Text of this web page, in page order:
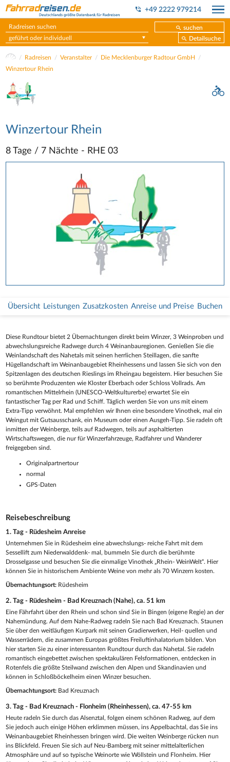
+49 2222 979214
suchen
geführt oder individuell
Detailsuche
Radreisen Veranstalter
Die Mecklenburger Radtour GmbH
Winzertour Rhein
Winzertour Rhein
8 Tage / 7 Nächte - RHE 03
Übersicht Leistungen Zusatzkosten Anreise und Preise Buchen
Diese Rundtour bietet 2 Übernachtungen direkt beim Winzer, 3 Weinproben und
abwechslungsreiche Radwege durch 4 Weinanbauregionen. Genießen Sie die
Weinlandschaft des Nahetals mit seinen herrlichen Steillagen, die sanfte
Hügellandschaft im Weinanbaugebiet Rheinhessens und lassen Sie sich von den
Spitzenlagen des deutschen Rieslings im Rheingau begeistern. Hier besuchen Sie
so berühmte Produzenten wie Kloster Eberbach oder Schloss Vollrads. Am
romantischen Mittelrhein (UNESCO-Weltkulturerbe) erwartet Sie ein
fantastischer Tag per Rad und Schiff. Täglich werden Sie von uns mit einem
Extra-Tipp verwöhnt. Mal empfehlen wir Ihnen eine besondere Vinothek, mal ein
Weingut mit Gutsausschank, ein Museum oder einen Ausgeh-Tipp. Sie radeln oft
inmitten der Weinberge, teils auf Radwegen, teils auf asphaltierten
Wirtschaftswegen, die nur für Winzerfahrzeuge, Radfahrer und Wanderer
freigegeben sind.
Originalpartnertour
normal
GPS-Daten
Reisebeschreibung
1. Tag - Rüdesheim Anreise
Unternehmen Sie in Rüdesheim eine abwechslungs- reiche Fahrt mit dem
Sessellift zum Niederwalddenk- mal, bummeln Sie durch die berühmte
Drosselgasse und besuchen Sie die einmalige Vinothek „Rhein- WeinWelt“. Hier
können Sie in historischem Ambiente Weine von mehr als 70 Winzern kosten.
Übernachtungsort: Rüdesheim
2. Tag - Rüdesheim - Bad Kreuznach (Nahe), ca. 51 km
Eine Fährfahrt über den Rhein und schon sind Sie in Bingen (eigene Regie) an der
Nahemündung. Auf dem Nahe-Radweg radeln Sie nach Bad Kreuznach. Staunen
Sie über den weitläufigen Kurpark mit seinen Gradierwerken, Heil- quellen und
Wasserrädern, die zusammen Europas größtes Freiluftinhalatorium bilden. Von
hier starten Sie zu einer interessanten Rundtour durch das Nahetal. Sie radeln
romantisch eingebettet zwischen spektakulären Felsformationen, entdecken in
Rotenfels die größte Steilwand zwischen den Alpen und Skandinavien und
können in Schloßböckelheim einen Winzer besuchen.
Übernachtungsort: Bad Kreuznach
3. Tag - Bad Kreuznach - Flonheim (Rheinhessen), ca. 47-55 km
Heute radeln Sie durch das Alsenztal, folgen einem schönen Radweg, auf dem
Sie jedoch auch einige Höhen erklimmen müssen, ins Appelbachtal, das Sie ins
Weinanbaugebiet Rheinhessen bringen wird. Die weiten Weinberge rücken nun
ins Blickfeld. Freuen Sie sich auf Neu-Bamberg mit seiner mittelalterlichen
Atmosphäre und auf so typische Weinorte wie Wöllstein und Flonheim. Hier